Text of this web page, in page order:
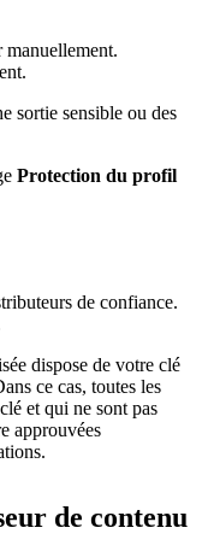
manuellement.
sortie sensible ou des
Protection du profil
de confiance.
dispose de votre clé
ce cas, toutes les
et qui ne sont pas
approuvées
de contenu